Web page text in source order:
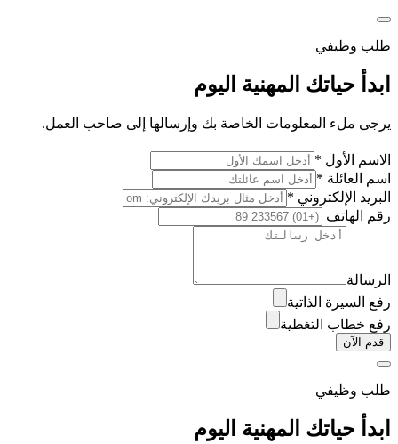
طلب وظيفي
ابدأ حياتك المهنية اليوم
يرجى ملء المعلومات الخاصة بك وإرسالها إلى صاحب العمل.
الاسم الأول *
اسم العائلة *
البريد الإلكتروني *
رقم الهاتف
الرسالة
رفع السيرة الذاتية
رفع خطاب التغطية
قدم الآن
طلب وظيفي
ابدأ حياتك المهنية اليوم